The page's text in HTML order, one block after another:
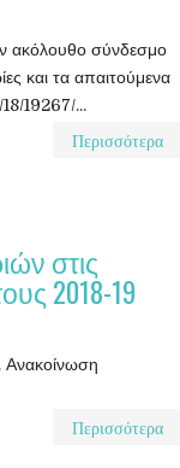
ακόλουθο σύνδεσμο
και τα απαιτούμενα
19267/...
Περισσότερα
στις
2018-19
Ανακοίνωση
Περισσότερα